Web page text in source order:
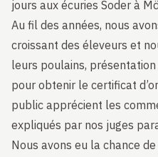
jours aux écuries Soder à
Au fil des années, nous
croissant des éleveurs et
leurs poulains,
pour obtenir le certificat
public apprécient les
expliqués par nos juges
Nous avons eu la chance